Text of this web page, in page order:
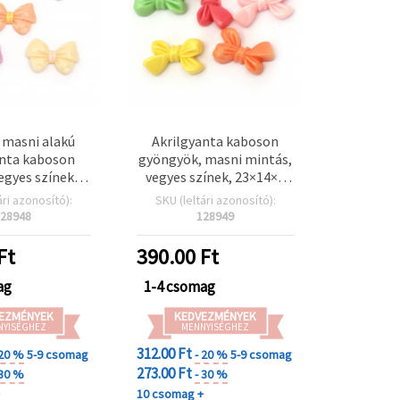
alakú
kaboson
színek,
– 5 db –
cuki
és kreatív
azonosító):
%5-9 csomag
%
Akrilgyanta kaboson
gyöngyök, masni mintás,
vegyes színek, 23×14×5
mm – 5 db
SKU (leltári azonosító):
128949
390.00Ft
1-4 csomag
KEDVEZMÉNYEK
MENNYISÉGHEZ
312.00 Ft- 20 %5-9 csomag
273.00 Ft- 30 %
10 csomag +